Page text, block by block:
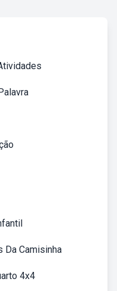
Da Camisinha
4x4